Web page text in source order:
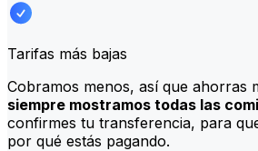
Tarifas más bajas
Cobramos menos, así que ahorras
siempre mostramos todas las
confirmes tu transferencia, para
por qué estás pagando.